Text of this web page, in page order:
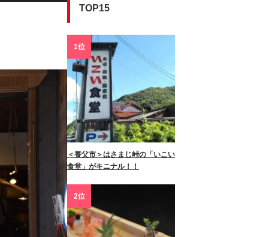
TOP15
1位
＜養父市＞はさまじ峠の「いこい
食堂」がキニナル！！
2位